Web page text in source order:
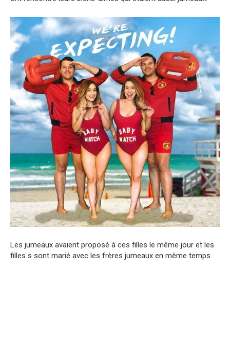
Les jumeaux avaient proposé à ces filles le même jour et les
filles s sont marié avec les frères jumeaux en même temps.